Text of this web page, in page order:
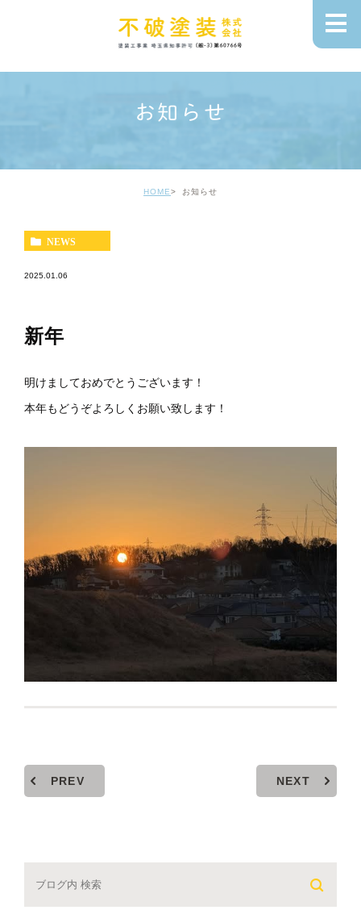
お知らせ
HOME お知らせ
NEWS
2025.01.06
新年
明けましておめでとうございます！
本年もどうぞよろしくお願い致します！
PREV NEXT